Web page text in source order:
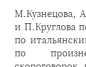
М.Кузнецова,
и П.Круглова
по
по